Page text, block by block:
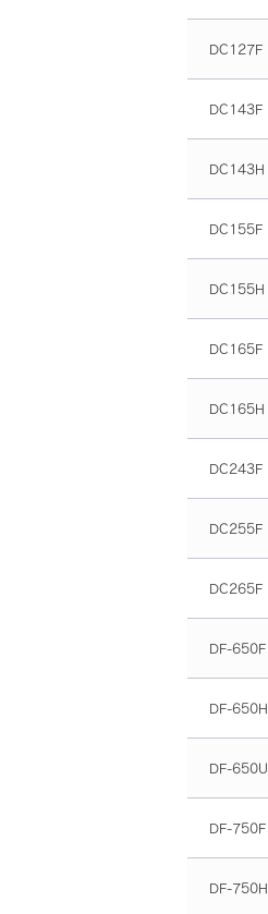
DC127F
DC143F
DC143H
DC155F
DC155H
DC165F
DC165H
DC243F
DC255F
DC265F
DF-650F
DF-650H
DF-650U
DF-750F
DF-750H